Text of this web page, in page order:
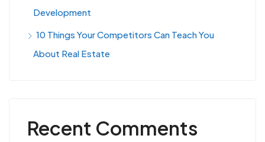
Development
10 Things Your Competitors Can Teach You
About Real Estate
Recent Comments